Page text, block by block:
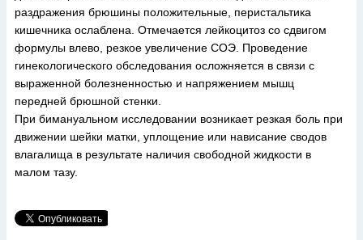
раздражения брюшины положительные, перистальтика
кишечника ослаблена. Отмечается лейкоцитоз со сдвигом
формулы влево, резкое увеличение СОЭ. Проведение
гинекологического обследования осложняется в связи с
выраженной болезненностью и напряжением мышц
передней брюшной стенки.
При бимануальном исследовании возникает резкая боль при
движении шейки матки, уплощение или нависание сводов
влагалища в результате наличия свободной жидкости в
малом тазу.